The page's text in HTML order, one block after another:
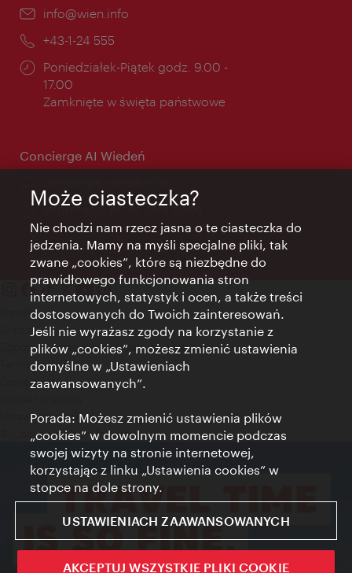
E-
info@wien.info
Telefon:
+43-1-24 555
Godziny
otwarcia:
Poniedziałek-Piątek godz. 9.00 -
17.00
Zamknięte w święta państwowe
Concierge AI Wiedeń
Informacje przez całą dobę
Kontakt
Credits
Zgoda na przetwarzanie danych osobowych
Terms of Use
Dostępność
Ustawienia cookies
© Copyright Wien Tourismus
Może ciasteczka?
Nie chodzi nam rzecz jasna o te ciasteczka do
jedzenia. Mamy na myśli specjalne pliki, tak
zwane „cookies”, które są niezbędne do
prawidłowego funkcjonowania stron
internetowych, statystyk i ocen, a także treści
dostosowanych do Twoich zainteresowań.
Jeśli nie wyrażasz zgody na korzystanie z
plików „cookies”, możesz zmienić ustawienia
domyślne w „Ustawieniach
zaawansowanych”.
Porada: Możesz zmienić ustawienia plików
„cookies” w dowolnym momencie podczas
swojej wizyty na stronie internetowej,
korzystając z linku „Ustawienia cookies” w
stopce na dole strony.
USTAWIENIACH ZAAWANSOWANYCH
AKCEPTUJ WSZYSTKIE PLIKI COOKIE